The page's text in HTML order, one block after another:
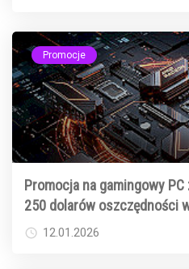
Promocje
Promocja na gamingowy PC
250 dolarów oszczędności
12.01.2026